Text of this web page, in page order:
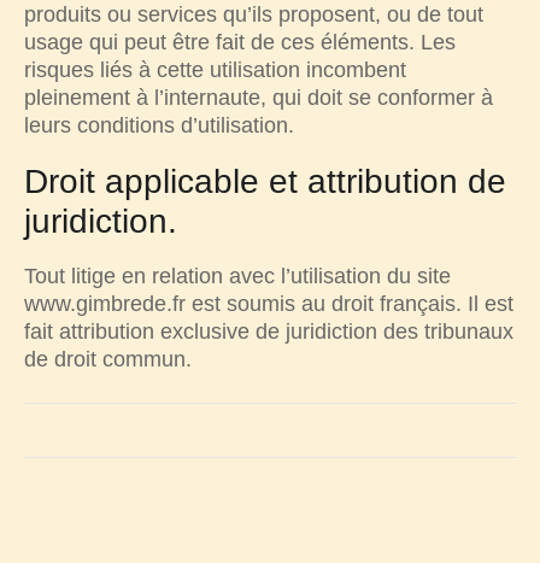
produits ou services qu’ils proposent, ou de tout
usage qui peut être fait de ces éléments. Les
risques liés à cette utilisation incombent
pleinement à l’internaute, qui doit se conformer à
leurs conditions d’utilisation.
Droit applicable et attribution de
juridiction.
Tout litige en relation avec l’utilisation du site
www.gimbrede.fr est soumis au droit français. Il est
fait attribution exclusive de juridiction des tribunaux
de droit commun.